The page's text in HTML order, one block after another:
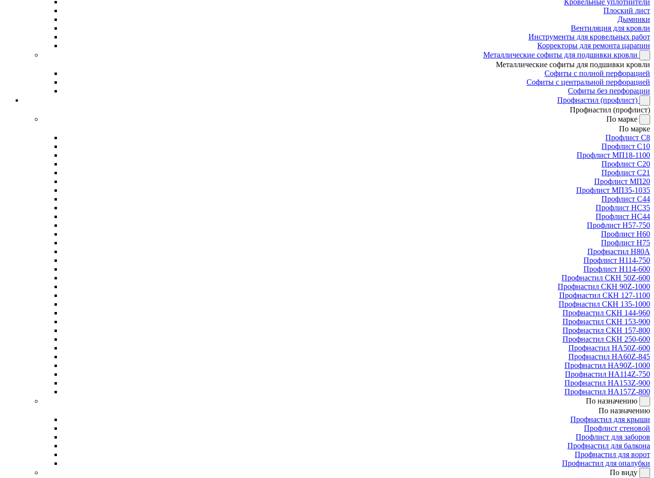
Кровельные уплотнители
Плоский лист
Дымники
Вентиляция для кровли
Инструменты для кровельных работ
Корректоры для ремонта царапин
Металлические софиты для подшивки кровли
Металлические софиты для подшивки кровли
Софиты с полной перфорацией
Софиты с центральной перфорацией
Софиты без перфорации
Профнастил (профлист)
Профнастил (профлист)
По марке
По марке
Профлист С8
Профлист С10
Профлист МП18-1100
Профлист С20
Профлист С21
Профлист МП20
Профлист МП35-1035
Профлист С44
Профлист НС35
Профлист НС44
Профлист Н57-750
Профлист Н60
Профлист Н75
Профнастил Н80А
Профлист Н114-750
Профлист Н114-600
Профнастил СКН 50Z-600
Профнастил СКН 90Z-1000
Профнастил СКН 127-1100
Профнастил СКН 135-1000
Профнастил СКН 144-960
Профнастил СКН 153-900
Профнастил СКН 157-800
Профнастил СКН 250-600
Профнастил НА50Z-600
Профнастил НА60Z-845
Профнастил НА90Z-1000
Профнастил НА114Z-750
Профнастил НА153Z-900
Профнастил НА157Z-800
По назначению
По назначению
Профнастил для крыши
Профлист стеновой
Профлист для заборов
Профнастил для балкона
Профнастил для ворот
Профнастил для опалубки
По виду